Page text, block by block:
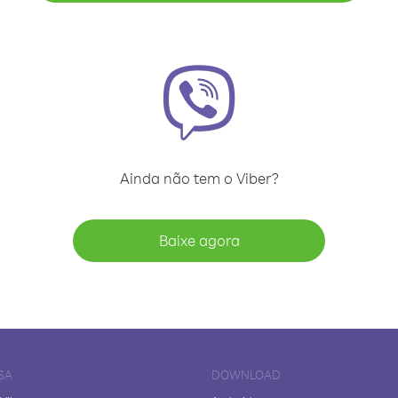
Ainda não tem o Viber?
Baixe agora
DOWNLOAD